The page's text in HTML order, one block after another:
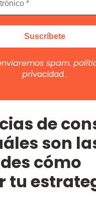
spam.
privacidad.
de
son
cómo
tu